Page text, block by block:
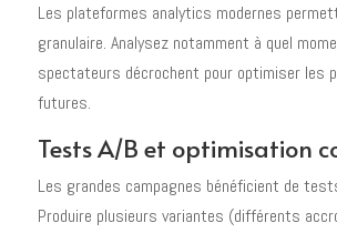
Les plateformes analytics modernes
granulaire. Analysez notamment à quel
spectateurs décrochent pour optimiser les
futures.
Tests A/B et optimisation
Les grandes campagnes bénéficient de
Produire plusieurs variantes (différents